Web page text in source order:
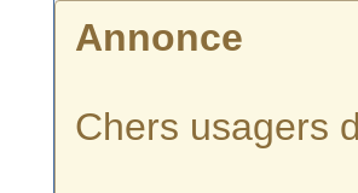
Annonce
Chers usagers